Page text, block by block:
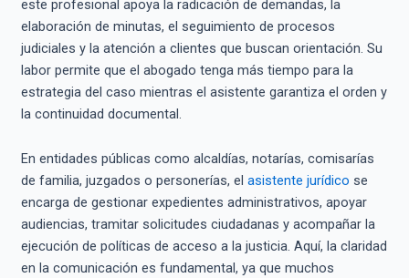
este profesional apoya la radicación de demandas, la
elaboración de minutas, el seguimiento de procesos
judiciales y la atención a clientes que buscan orientación. Su
labor permite que el abogado tenga más tiempo para la
estrategia del caso mientras el asistente garantiza el orden y
la continuidad documental.
En entidades públicas como alcaldías, notarías, comisarías
de familia, juzgados o personerías, el asistente jurídico se
encarga de gestionar expedientes administrativos, apoyar
audiencias, tramitar solicitudes ciudadanas y acompañar la
ejecución de políticas de acceso a la justicia. Aquí, la claridad
en la comunicación es fundamental, ya que muchos